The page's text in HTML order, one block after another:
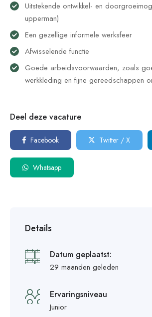
Uitstekende ontwikkel- en
upperman)
Een gezellige informele werksfeer
Afwisselende functie
Goede arbeidsvoorwaarden, zoals
werkkleding en fijne gereedschappen
Deel deze vacature
Facebook Twitter / X
Whatsapp
Details
Datum geplaatst:
29 maanden geleden
Ervaringsniveau
Junior